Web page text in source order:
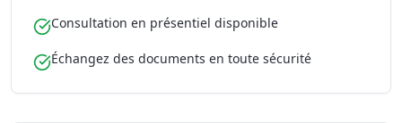
Consultation en présentiel disponible
Échangez des documents en toute sécurité